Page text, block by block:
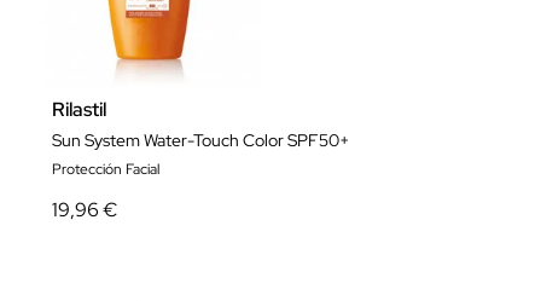
Rilastil
Sun System Water-Touch Color SPF50+
Protección Facial
19,96 €